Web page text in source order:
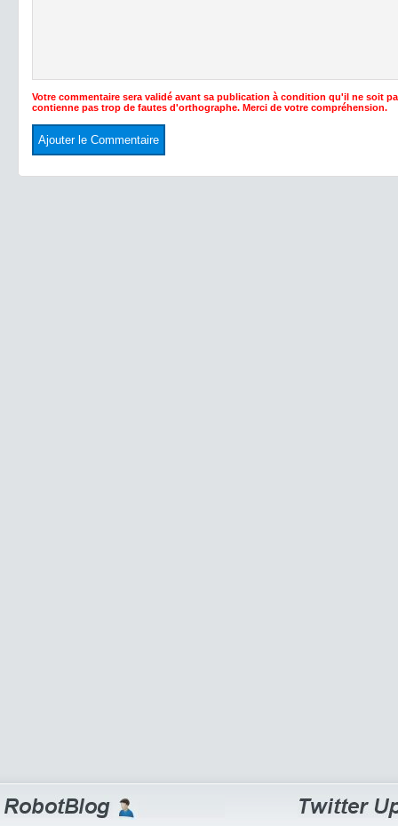
Votre commentaire sera validé avant sa publication à condition qu'il ne soit
contienne pas trop de fautes d'orthographe. Merci de votre compréhension.